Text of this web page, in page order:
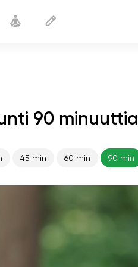
90 minuuttia
45 min 60 min 90 min